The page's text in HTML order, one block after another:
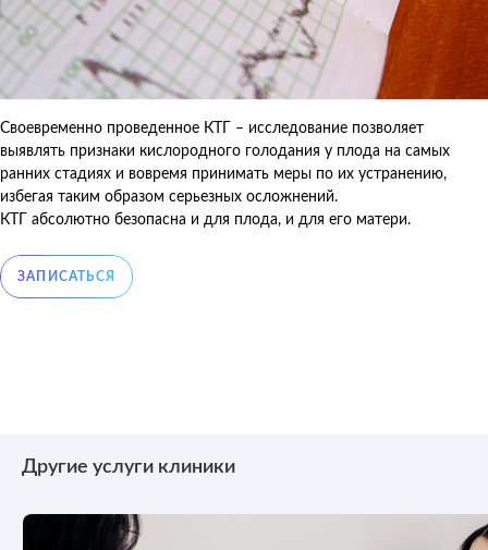
Своевременно проведенное КТГ – исследование позволяет
выявлять признаки кислородного голодания у плода на самых
ранних стадиях и вовремя принимать меры по их устранению,
избегая таким образом серьезных осложнений.
КТГ абсолютно безопасна и для плода, и для его матери.
Другие услуги клиники